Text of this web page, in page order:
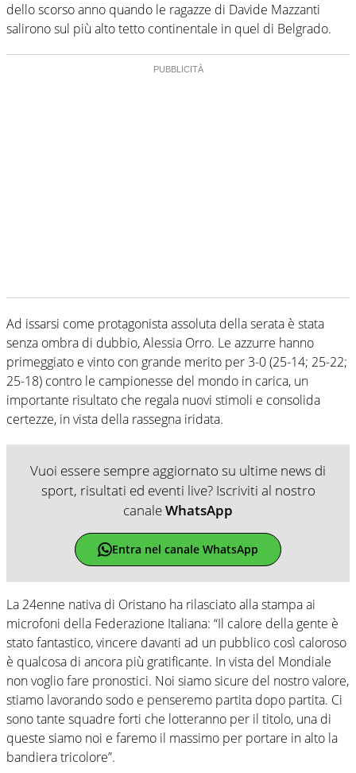
dello scorso anno quando le ragazze di Davide Mazzanti
salirono sul più alto tetto continentale in quel di Belgrado.
Ad issarsi come protagonista assoluta della serata è stata
senza ombra di dubbio, Alessia Orro. Le azzurre hanno
primeggiato e vinto con grande merito per 3-0 (25-14; 25-22;
25-18) contro le campionesse del mondo in carica, un
importante risultato che regala nuovi stimoli e consolida
certezze, in vista della rassegna iridata.
Vuoi essere sempre aggiornato su ultime news di
sport, risultati ed eventi live? Iscriviti al nostro
canaleWhatsApp
Entra nel canale WhatsApp
La 24enne nativa di Oristano ha rilasciato alla stampa ai
microfoni della Federazione Italiana: “Il calore della gente è
stato fantastico, vincere davanti ad un pubblico così caloroso
è qualcosa di ancora più gratificante. In vista del Mondiale
non voglio fare pronostici. Noi siamo sicure del nostro valore,
stiamo lavorando sodo e penseremo partita dopo partita. Ci
sono tante squadre forti che lotteranno per il titolo, una di
queste siamo noi e faremo il massimo per portare in alto la
bandiera tricolore”.